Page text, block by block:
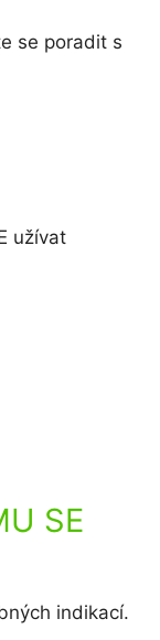
se poradit s
užívat
SE
indikací.